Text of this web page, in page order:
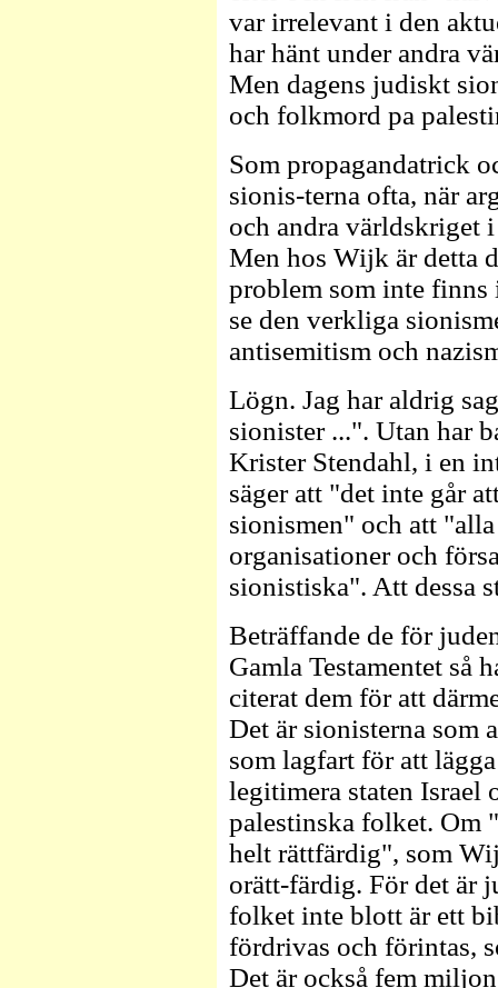
var irrelevant i den
har hänt under andra
Men dagens judiskt
och folkmord pa
Som propagandatrick
sionis-terna ofta, när
och andra världskriget
Men hos Wijk är detta
problem som inte finns
se den verkliga
antisemitism och
Lögn. Jag har aldrig
sionister ...". Utan har
Krister Stendahl, i en
säger att "det inte går
sionismen" och att
organisationer och
sionistiska". Att dessa
Beträffande de för
Gamla Testamentet så
citerat dem för att
Det är sionisterna som
som lagfart för att
legitimera staten Israel
palestinska folket. Om
helt rättfärdig", som
orätt-färdig. För det är
folket inte blott är ett
fördrivas och förintas,
Det är också fem